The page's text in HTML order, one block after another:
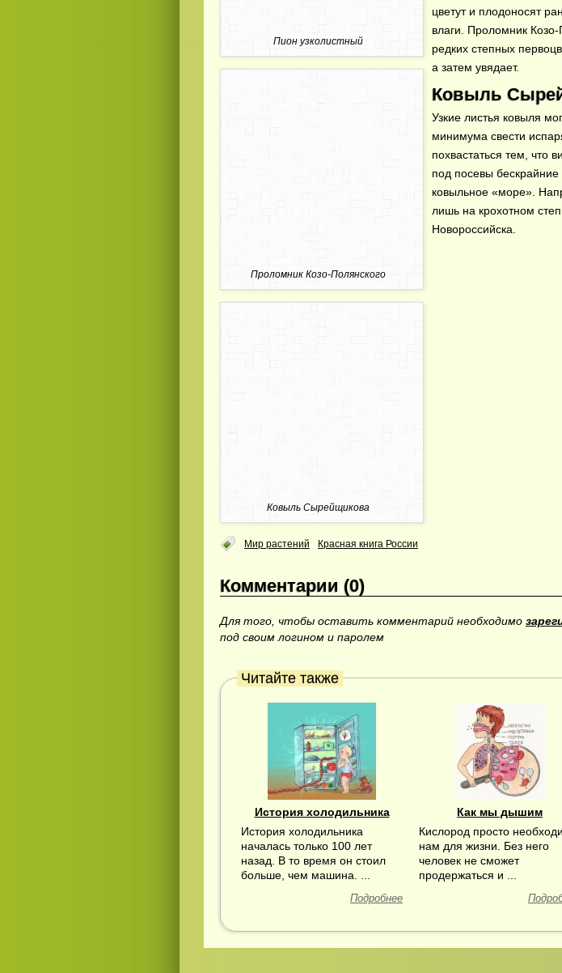
Пион узколистный
Проломник Козо-Полянского
Ковыль Сырейщикова
цветут и плодоносят
влаги. Проломник
редких степных
а затем увядает.
Ковыль
Узкие листья ковыля
минимума свести
похвастаться тем, что
под посевы бескрайние
ковыльное «море».
лишь на крохотном
Новороссийска.
Мир растений Красная книга России
Комментарии (0)
Для того, чтобы оставить комментарий необходимо
под своим логином и паролем
Читайте также
История холодильника
История холодильника
началась только 100 лет
назад. В то время он стоил
больше, чем машина. ...
Подробнее
Как мы дышим
Кислород просто
нам для жизни. Без него
человек не сможет
продержаться и ...